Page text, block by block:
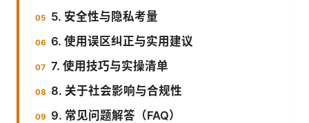
5. 安全性与隐私考量
6. 使用误区纠正与实用建议
7. 使用技巧与实操清单
8. 关于社会影响与合规性
9. 常见问题解答（FAQ）